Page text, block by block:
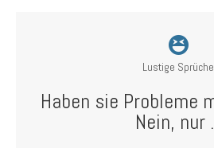
Lustige Sprüche
Haben sie Probleme
Nein, nur